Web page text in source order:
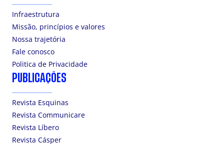
Infraestrutura
Missão, princípios e valores
Nossa trajetória
Fale conosco
Politica de Privacidade
PUBLICAÇÕES
Revista Esquinas
Revista Communicare
Revista Líbero
Revista Cásper